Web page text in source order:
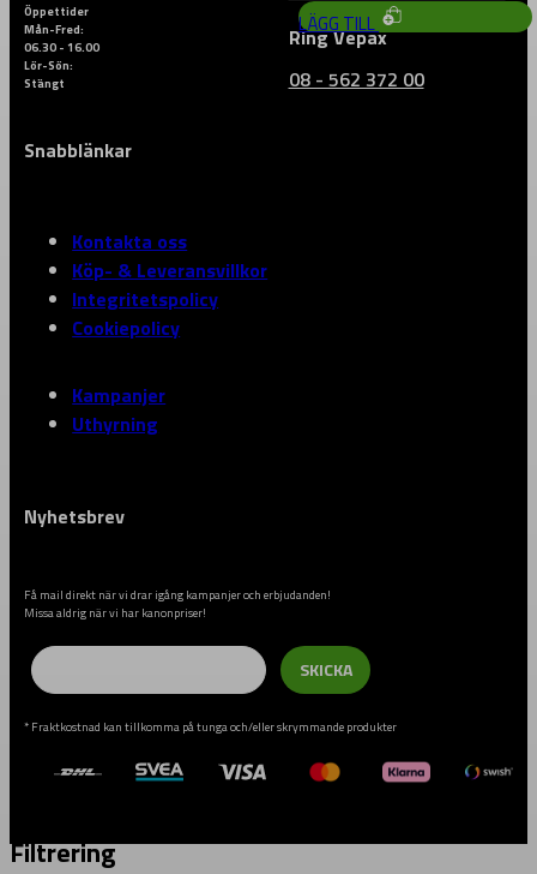
LÄGG TILL
Öppettider
Mån-Fred:
06.30 - 16.00
Lör-Sön:
Stängt
Ring Vepax
08 - 562 372 00
Snabblänkar
Kontakta oss
Köp- & Leveransvillkor
Integritetspolicy
Cookiepolicy
Kampanjer
Uthyrning
Nyhetsbrev
Få mail direkt när vi drar igång kampanjer och erbjudanden!
Missa aldrig när vi har kanonpriser!
Email
SKICKA
* Fraktkostnad kan tillkomma på tunga och/eller skrymmande produkter
Filtrering